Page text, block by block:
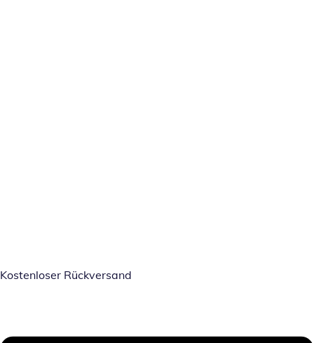
Kostenloser Rückversand